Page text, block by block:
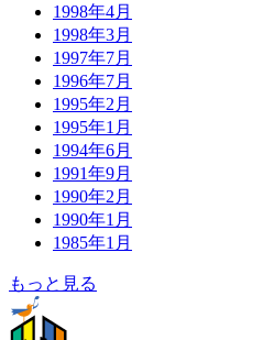
1998年4月
1998年3月
1997年7月
1996年7月
1995年2月
1995年1月
1994年6月
1991年9月
1990年2月
1990年1月
1985年1月
もっと見る